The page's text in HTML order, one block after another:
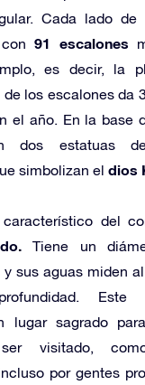
Cada lado de
con91 escalones
es decir, la
de los escalones da
el año. En la base
dos estatuas
simbolizan el dios
del
Tiene un
sus aguas miden
Este
lugar sagrado
visitado,
por gentes